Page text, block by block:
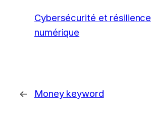
Cybersécurité et résilience
numérique
← Money keyword